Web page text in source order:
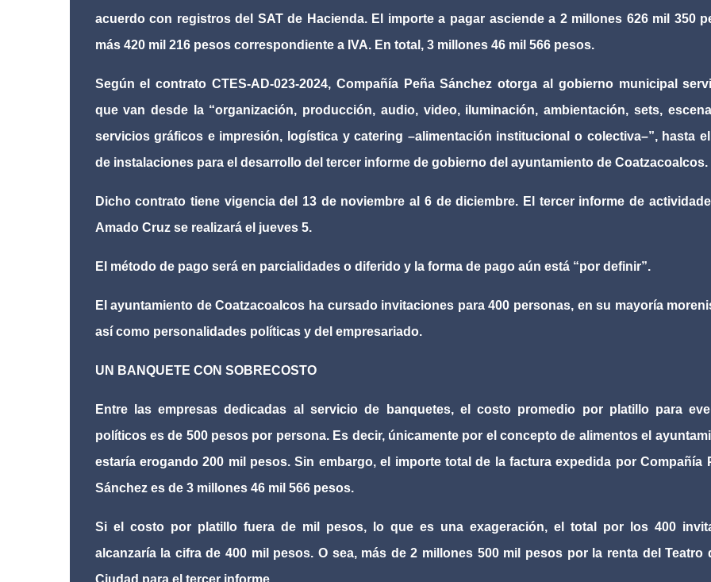
acuerdo con registros del SAT de Hacienda. El importe a pagar asciende a 2 millones 626 mil 350
más 420 mil 216 pesos correspondiente a IVA. En total, 3 millones 46 mil 566 pesos.
Según el contrato CTES-AD-023-2024, Compañía Peña Sánchez otorga al gobierno municipal
que van desde la “organización, producción, audio, video, iluminación, ambientación, sets,
servicios gráficos e impresión, logística y catering –alimentación institucional o colectiva–”, hasta
de instalaciones para el desarrollo del tercer informe de gobierno del ayuntamiento de Coatzacoalcos.
Dicho contrato tiene vigencia del 13 de noviembre al 6 de diciembre. El tercer informe de
Amado Cruz se realizará el jueves 5.
El método de pago será en parcialidades o diferido y la forma de pago aún está “por definir”.
El ayuntamiento de Coatzacoalcos ha cursado invitaciones para 400 personas, en su mayoría
así como personalidades políticas y del empresariado.
UN BANQUETE CON SOBRECOSTO
Entre las empresas dedicadas al servicio de banquetes, el costo promedio por platillo para
políticos es de 500 pesos por persona. Es decir, únicamente por el concepto de alimentos el
estaría erogando 200 mil pesos. Sin embargo, el importe total de la factura expedida por Compañía
Sánchez es de 3 millones 46 mil 566 pesos.
Si el costo por platillo fuera de mil pesos, lo que es una exageración, el total por los 400
alcanzaría la cifra de 400 mil pesos. O sea, más de 2 millones 500 mil pesos por la renta del Teatro
Ciudad para el tercer informe.